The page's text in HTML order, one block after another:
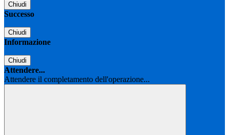
Chiudi
Successo
Chiudi
Informazione
Chiudi
Attendere...
Attendere il completamento dell'operazione...